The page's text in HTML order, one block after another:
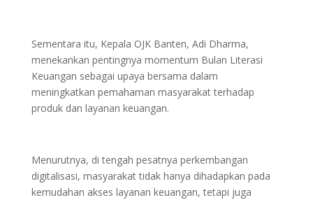
Sementara itu, Kepala OJK Banten, Adi Dharma,
menekankan pentingnya momentum Bulan Literasi
Keuangan sebagai upaya bersama dalam
meningkatkan pemahaman masyarakat terhadap
produk dan layanan keuangan.
Menurutnya, di tengah pesatnya perkembangan
digitalisasi, masyarakat tidak hanya dihadapkan pada
kemudahan akses layanan keuangan, tetapi juga